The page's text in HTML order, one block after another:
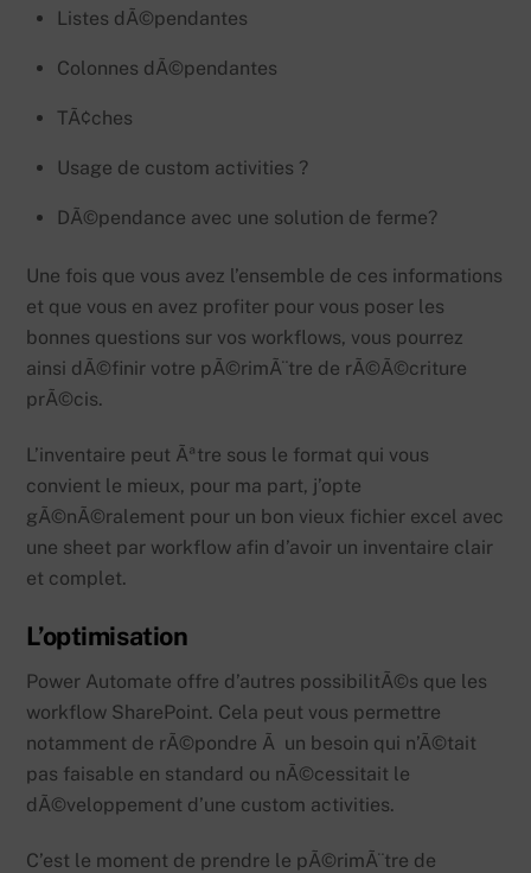
Listes dÃ©pendantes
Colonnes dÃ©pendantes
TÃ¢ches
Usage de custom activities ?
DÃ©pendance avec une solution de ferme?
Une fois que vous avez l’ensemble de ces informations
et que vous en avez profiter pour vous poser les
bonnes questions sur vos workflows, vous pourrez
ainsi dÃ©finir votre pÃ©rimÃ¨tre de rÃ©Ã©criture
prÃ©cis.
L’inventaire peut Ãªtre sous le format qui vous
convient le mieux, pour ma part, j’opte
gÃ©nÃ©ralement pour un bon vieux fichier excel avec
une sheet par workflow afin d’avoir un inventaire clair
et complet.
L’optimisation
Power Automate offre d’autres possibilitÃ©s que les
workflow SharePoint. Cela peut vous permettre
notamment de rÃ©pondre Ã un besoin qui n’Ã©tait
pas faisable en standard ou nÃ©cessitait le
dÃ©veloppement d’une custom activities.
C’est le moment de prendre le pÃ©rimÃ¨tre de